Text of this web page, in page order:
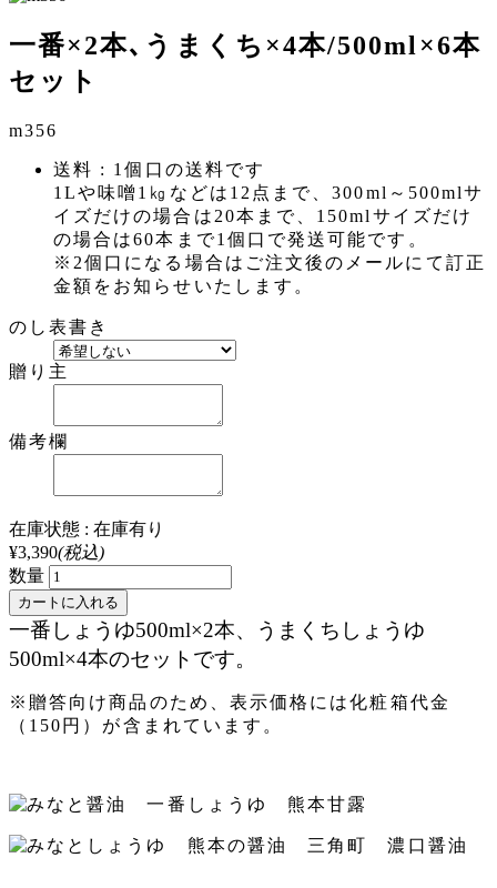
一番×2本､うまくち×4本/500ml×6本
セット
m356
送料 : 1個口の送料です
1Lや味噌1㎏などは12点まで、300ml～500mlサ
イズだけの場合は20本まで、150mlサイズだけ
の場合は60本まで1個口で発送可能です。
※2個口になる場合はご注文後のメールにて訂正
金額をお知らせいたします。
のし表書き
贈り主
備考欄
在庫状態 : 在庫有り
¥3,390(税込)
数量
一番しょうゆ500ml×2本、うまくちしょうゆ
500ml×4本のセットです。
※贈答向け商品のため、表示価格には化粧箱代金
（150円）が含まれています。